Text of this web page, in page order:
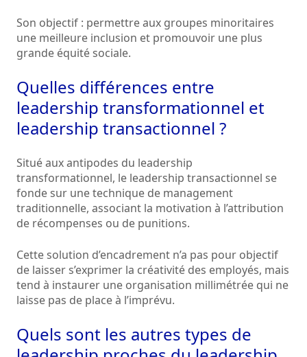
Son objectif : permettre aux groupes minoritaires
une meilleure inclusion et promouvoir une plus
grande équité sociale.
Quelles différences entre
leadership transformationnel et
leadership transactionnel ?
Situé aux antipodes du leadership
transformationnel, le leadership transactionnel se
fonde sur une technique de management
traditionnelle, associant la motivation à l’attribution
de récompenses ou de punitions.
Cette solution d’encadrement n’a pas pour objectif
de laisser s’exprimer la créativité des employés, mais
tend à instaurer une organisation millimétrée qui ne
laisse pas de place à l’imprévu.
Quels sont les autres types de